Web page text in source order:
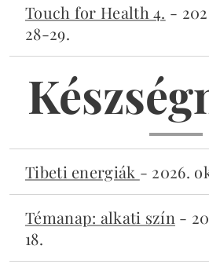
Touch for Health 4. -
28-29.
Tibeti energiák - 2026.
rétegek tesztelése.
ismerőknek.
Témanap: alkati szín -
18.